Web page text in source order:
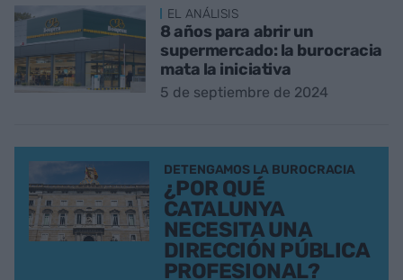
EL ANÁLISIS
8 años para abrir un
supermercado: la burocracia
mata la iniciativa
5 de septiembre de 2024
DETENGAMOS LA BUROCRACIA
¿POR QUÉ
CATALUNYA
NECESITA UNA
DIRECCIÓN PÚBLICA
PROFESIONAL?